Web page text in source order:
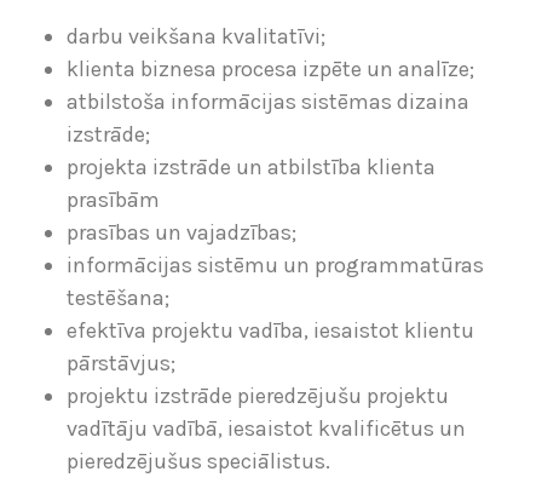
darbu veikšana kvalitatīvi;
klienta biznesa procesa izpēte un analīze;
atbilstoša informācijas sistēmas dizaina
izstrāde;
projekta izstrāde un atbilstība klienta
prasībām
prasības un vajadzības;
informācijas sistēmu un programmatūras
testēšana;
efektīva projektu vadība, iesaistot klientu
pārstāvjus;
projektu izstrāde pieredzējušu projektu
vadītāju vadībā, iesaistot kvalificētus un
pieredzējušus speciālistus.